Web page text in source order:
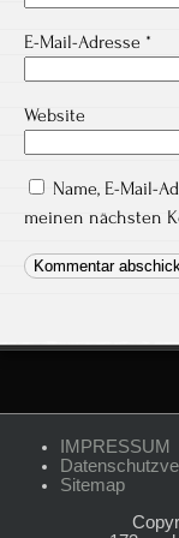
E-Mail-Adresse *
Website
Name, E-Mail-
meinen nächsten
IMPRESSUM
Sitemap